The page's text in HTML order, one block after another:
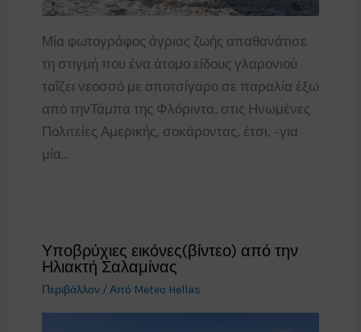
Μία φωτογράφος άγριας ζωής απαθανάτισε
τη στιγμή που ένα άτομο είδους γλαρονιού
ταΐζει νεοσσό με αποτσίγαρο σε παραλία έξω
από τηνΤάμπα της Φλόριντα, στις Ηνωμένες
Πολιτείες Αμερικής, σοκάροντας, έτσι, -για
μία…
Υποβρύχιες εικόνες(βίντεο) από την
Ηλιακτή Σαλαμίνας
Περιβάλλον/ Από Meteo Hellas